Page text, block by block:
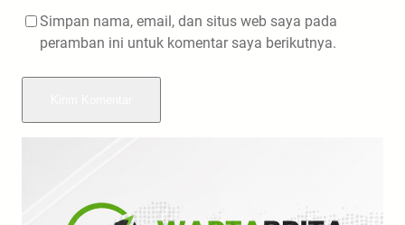
Simpan nama, email, dan situs web saya pada
peramban ini untuk komentar saya berikutnya.